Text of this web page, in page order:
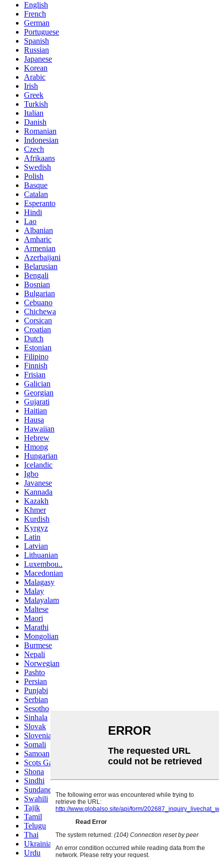
English
French
German
Portuguese
Spanish
Russian
Japanese
Korean
Arabic
Irish
Greek
Turkish
Italian
Danish
Romanian
Indonesian
Czech
Afrikaans
Swedish
Polish
Basque
Catalan
Esperanto
Hindi
Lao
Albanian
Amharic
Armenian
Azerbaijani
Belarusian
Bengali
Bosnian
Bulgarian
Cebuano
Chichewa
Corsican
Croatian
Dutch
Estonian
Filipino
Finnish
Frisian
Galician
Georgian
Gujarati
Haitian
Hausa
Hawaiian
Hebrew
Hmong
Hungarian
Icelandic
Igbo
Javanese
Kannada
Kazakh
Khmer
Kurdish
Kyrgyz
Latin
Latvian
Lithuanian
Luxembou..
Macedonian
Malagasy
Malay
Malayalam
Maltese
Maori
Marathi
Mongolian
Burmese
Nepali
Norwegian
Pashto
Persian
Punjabi
Serbian
Sesotho
Sinhala
Slovak
Slovenian
Somali
Samoan
Scots Gaelic
Shona
Sindhi
Sundanese
Swahili
Tajik
Tamil
Telugu
Thai
Ukrainian
Urdu